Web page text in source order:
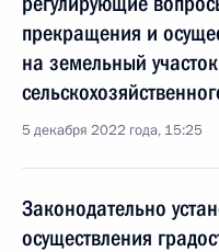
прекращения и
на земельный
5 декабря 2022 года, 15:25
Законодательно
осуществления